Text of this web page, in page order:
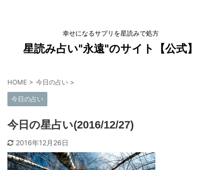
幸せになるサプリを星読みで処方
星読み占い"永遠"のサイト【公式】
HOME > 今日の占い >
今日の占い
今日の星占い(2016/12/27)
2016年12月26日